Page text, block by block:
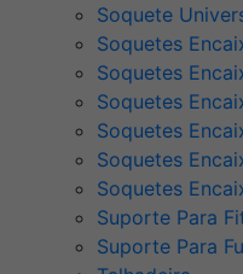
Soquete
Soquetes
Soquetes
Soquetes
Soquetes
Soquetes
Soquetes
Suporte Para
Suporte Para